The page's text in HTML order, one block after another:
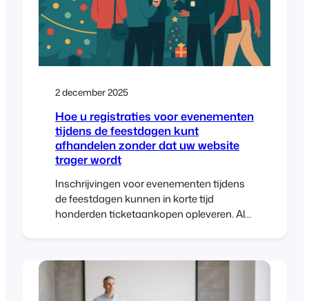
2 december 2025
Hoe u registraties voor evenementen
tijdens de feestdagen kunt
afhandelen zonder dat uw website
trager wordt
Inschrijvingen voor evenementen tijdens
de feestdagen kunnen in korte tijd
honderden ticketaankopen opleveren. Als
pagina’s en mislukte afrekeningen. Met de
juiste hosting, cachingregels en
FooEvents-configuratie kun je pieken in